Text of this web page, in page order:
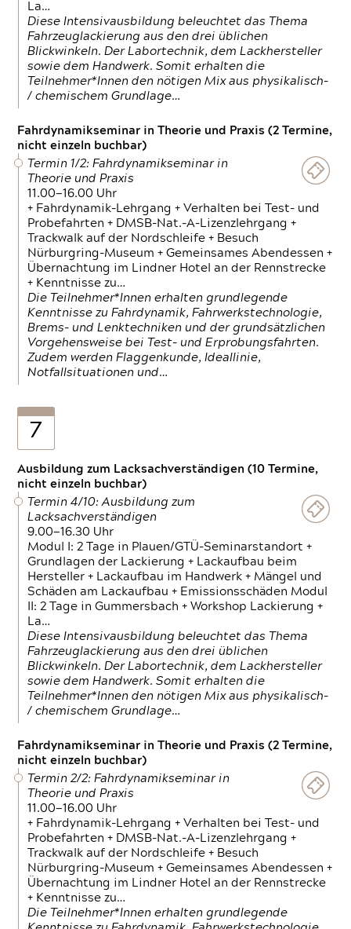
La…
Diese Intensivausbildung beleuchtet das Thema
Fahrzeuglackierung aus den drei üblichen
Blickwinkeln. Der Labortechnik, dem Lackhersteller
sowie dem Handwerk. Somit erhalten die
Teilnehmer*Innen den nötigen Mix aus physikalisch-
/ chemischem Grundlage…
Fahrdynamikseminar in Theorie und Praxis (2 Termine,
nicht einzeln buchbar)
Termin 1/2: Fahrdynamikseminar in
Theorie und Praxis
11.00—16.00 Uhr
+ Fahrdynamik-Lehrgang + Verhalten bei Test- und
Probefahrten + DMSB-Nat.-A-Lizenzlehrgang +
Trackwalk auf der Nordschleife + Besuch
Nürburgring-Museum + Gemeinsames Abendessen +
Übernachtung im Lindner Hotel an der Rennstrecke
+ Kenntnisse zu…
Die Teilnehmer*Innen erhalten grundlegende
Kenntnisse zu Fahrdynamik, Fahrwerkstechnologie,
Brems- und Lenktechniken und der grundsätzlichen
Vorgehensweise bei Test- und Erprobungsfahrten.
Zudem werden Flaggenkunde, Ideallinie,
Notfallsituationen und…
7
Ausbildung zum Lacksachverständigen (10 Termine,
nicht einzeln buchbar)
Termin 4/10: Ausbildung zum
Lacksachverständigen
9.00—16.30 Uhr
Modul I: 2 Tage in Plauen/GTÜ-Seminarstandort +
Grundlagen der Lackierung + Lackaufbau beim
Hersteller + Lackaufbau im Handwerk + Mängel und
Schäden am Lackaufbau + Emissionsschäden Modul
II: 2 Tage in Gummersbach + Workshop Lackierung +
La…
Diese Intensivausbildung beleuchtet das Thema
Fahrzeuglackierung aus den drei üblichen
Blickwinkeln. Der Labortechnik, dem Lackhersteller
sowie dem Handwerk. Somit erhalten die
Teilnehmer*Innen den nötigen Mix aus physikalisch-
/ chemischem Grundlage…
Fahrdynamikseminar in Theorie und Praxis (2 Termine,
nicht einzeln buchbar)
Termin 2/2: Fahrdynamikseminar in
Theorie und Praxis
11.00—16.00 Uhr
+ Fahrdynamik-Lehrgang + Verhalten bei Test- und
Probefahrten + DMSB-Nat.-A-Lizenzlehrgang +
Trackwalk auf der Nordschleife + Besuch
Nürburgring-Museum + Gemeinsames Abendessen +
Übernachtung im Lindner Hotel an der Rennstrecke
+ Kenntnisse zu…
Die Teilnehmer*Innen erhalten grundlegende